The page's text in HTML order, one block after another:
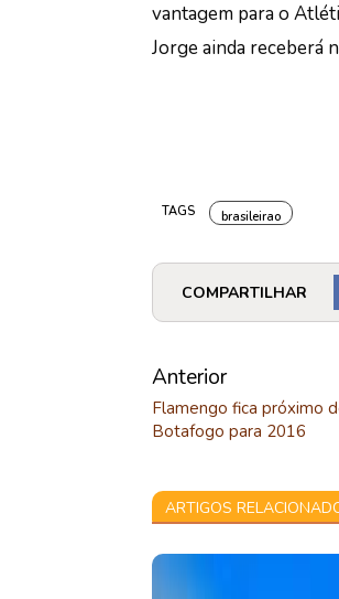
vantagem para o
Jorge ainda receberá
TAGS brasileirao
COMPARTILHAR
Anterior
Flamengo fica próximo
Botafogo para 2016
ARTIGOS